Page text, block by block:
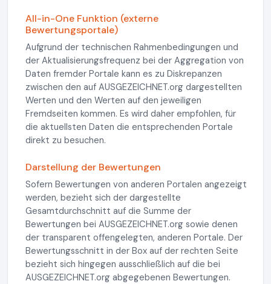
All-in-One Funktion (externe
Bewertungsportale)
Aufgrund der technischen Rahmenbedingungen und
der Aktualisierungsfrequenz bei der Aggregation von
Daten fremder Portale kann es zu Diskrepanzen
zwischen den auf AUSGEZEICHNET.org dargestellten
Werten und den Werten auf den jeweiligen
Fremdseiten kommen. Es wird daher empfohlen, für
die aktuellsten Daten die entsprechenden Portale
direkt zu besuchen.
Darstellung der Bewertungen
Sofern Bewertungen von anderen Portalen angezeigt
werden, bezieht sich der dargestellte
Gesamtdurchschnitt auf die Summe der
Bewertungen bei AUSGEZEICHNET.org sowie denen
der transparent offengelegten, anderen Portale. Der
Bewertungsschnitt in der Box auf der rechten Seite
bezieht sich hingegen ausschließlich auf die bei
AUSGEZEICHNET.org abgegebenen Bewertungen.